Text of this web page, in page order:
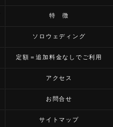
特 徴
ソロウェディング
定額＝追加料金なしでご利用
アクセス
お問合せ
サイトマップ